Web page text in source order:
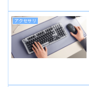
アクセサリ